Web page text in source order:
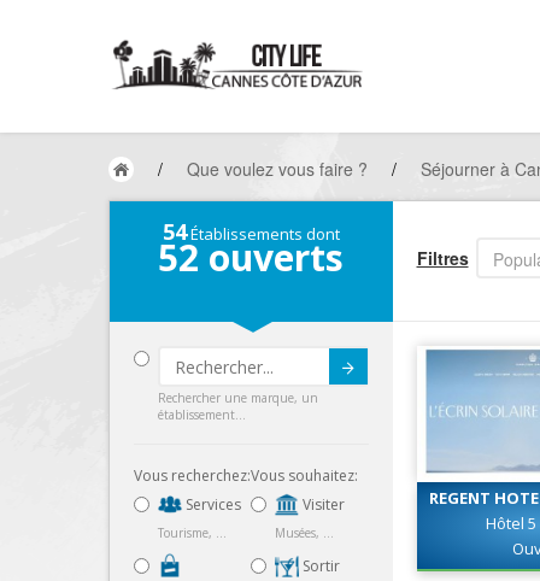
/ Que voulez vous faire ? / Séjourner à
54Établissements dont
52 ouverts
Submit
Rechercher une marque, un
établissement...
Vous recherchez:
Services
Tourisme, ...
Vous souhaitez:
Visiter
Musées, ...
Sortir
Filtres
REGENT
CARLTON
Hôtel